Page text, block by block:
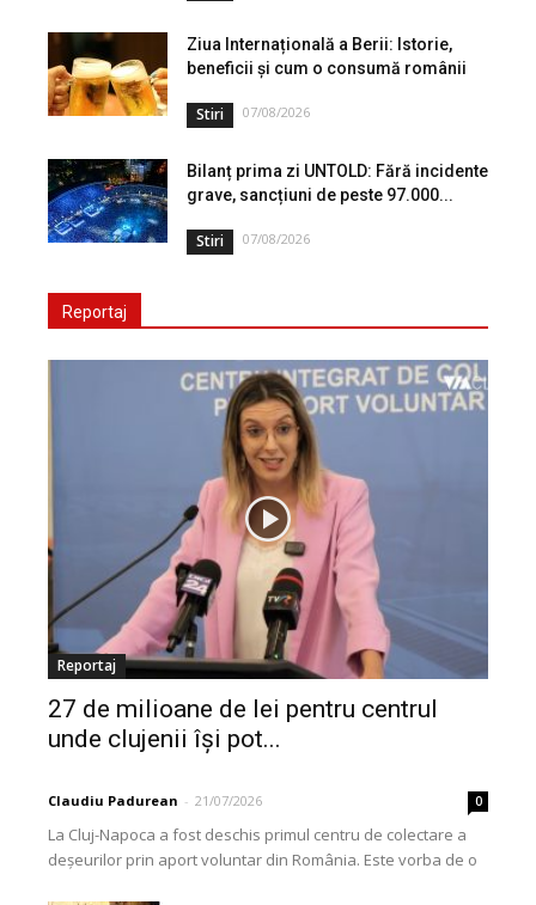
Ziua Internațională a Berii: Istorie,
beneficii și cum o consumă românii
Stiri 07/08/2026
Bilanț prima zi UNTOLD: Fără incidente
grave, sancțiuni de peste 97.000...
Stiri 07/08/2026
Reportaj
Reportaj
27 de milioane de lei pentru centrul
unde clujenii își pot...
Claudiu Padurean - 21/07/2026 0
La Cluj-Napoca a fost deschis primul centru de colectare a
deșeurilor prin aport voluntar din România. Este vorba de o